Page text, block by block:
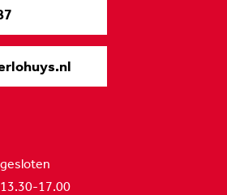
gesloten
13.30-17.00